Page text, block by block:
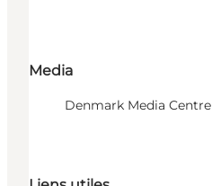
Media
Denmark Media Centre